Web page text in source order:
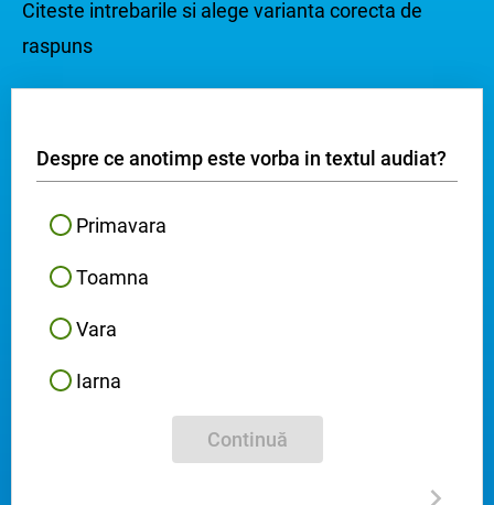
Citeste intrebarile si alege varianta corecta de
raspuns
Despre ce anotimp este vorba in textul audiat?
Primavara
Toamna
Vara
Iarna
Continuă